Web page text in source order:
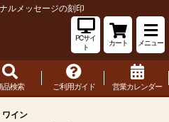
ルメッセージの刻印
PCサイ
ト
カート メニュー
品検索 ご利用ガイド 営業カレンダー
ワイン